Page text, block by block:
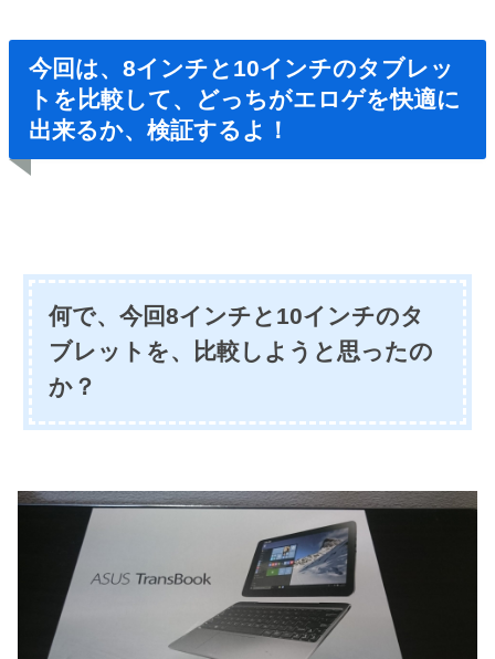
今回は、8インチと10インチのタブレッ
トを比較して、どっちがエロゲを快適に
出来るか、検証するよ！
何で、今回8インチと10インチのタ
ブレットを、比較しようと思ったの
か？